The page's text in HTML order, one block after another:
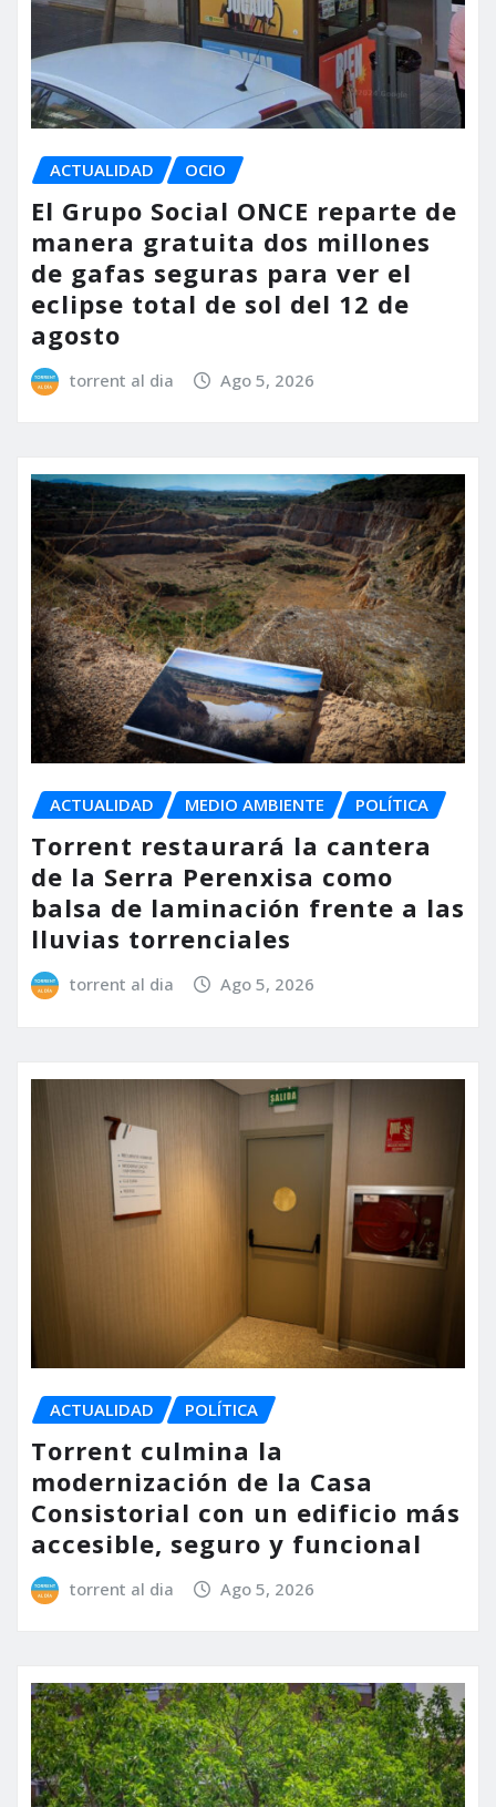
ACTUALIDAD OCIO
El Grupo Social ONCE reparte de
manera gratuita dos millones
de gafas seguras para ver el
eclipse total de sol del 12 de
agosto
torrent al dia Ago 5, 2026
ACTUALIDAD MEDIO AMBIENTE POLÍTICA
Torrent restaurará la cantera
de la Serra Perenxisa como
balsa de laminación frente a las
lluvias torrenciales
torrent al dia Ago 5, 2026
ACTUALIDAD POLÍTICA
Torrent culmina la
modernización de la Casa
Consistorial con un edificio más
accesible, seguro y funcional
torrent al dia Ago 5, 2026